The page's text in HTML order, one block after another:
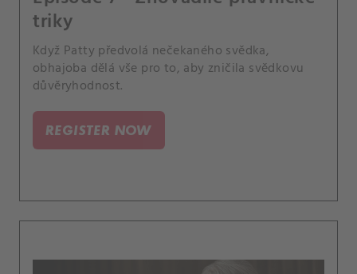
triky
Když Patty předvolá nečekaného svědka,
obhajoba dělá vše pro to, aby zničila svědkovu
důvěryhodnost.
REGISTER NOW